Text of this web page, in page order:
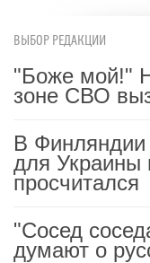
ВЫБОР РЕДАКЦИИ
"Боже мой!"
зоне СВО
В Финляндии
для Украины
просчитался
"Сосед
думают о